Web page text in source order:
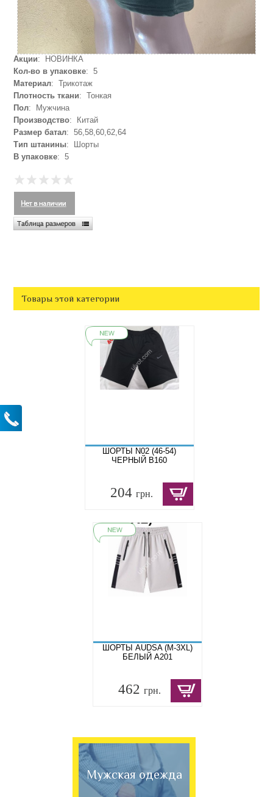
Акции: НОВИНКА
Кол-во в упаковке: 5
Материал: Трикотаж
Плотность ткани: Тонкая
Пол: Мужчина
Производство: Китай
Размер батал: 56,58,60,62,64
Тип штанины: Шорты
В упаковке: 5
Товары этой категории
ШОРТЫ N02 (46-54)
ЧЕРНЫЙ B160
204 грн.
ШОРТЫ AUDSA (M-3XL)
БЕЛЫЙ A201
462 грн.
Мужская одежда